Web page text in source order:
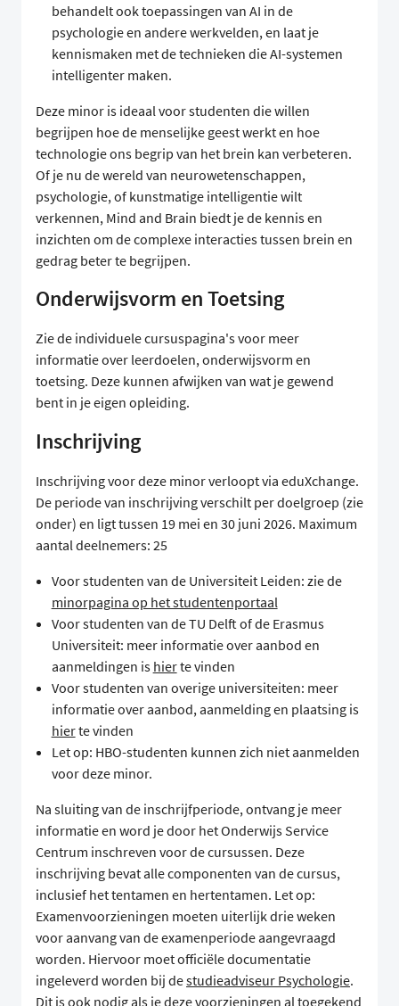
behandelt ook toepassingen van AI in de
psychologie en andere werkvelden, en laat je
kennismaken met de technieken die AI-systemen
intelligenter maken.
Deze minor is ideaal voor studenten die willen
begrijpen hoe de menselijke geest werkt en hoe
technologie ons begrip van het brein kan verbeteren.
Of je nu de wereld van neurowetenschappen,
psychologie, of kunstmatige intelligentie wilt
verkennen, Mind and Brain biedt je de kennis en
inzichten om de complexe interacties tussen brein en
gedrag beter te begrijpen.
Onderwijsvorm en Toetsing
Zie de individuele cursuspagina's voor meer
informatie over leerdoelen, onderwijsvorm en
toetsing. Deze kunnen afwijken van wat je gewend
bent in je eigen opleiding.
Inschrijving
Inschrijving voor deze minor verloopt via eduXchange.
De periode van inschrijving verschilt per doelgroep (zie
onder) en ligt tussen 19 mei en 30 juni 2026. Maximum
aantal deelnemers: 25
Voor studenten van de Universiteit Leiden: zie de
minorpagina op het studentenportaal
Voor studenten van de TU Delft of de Erasmus
Universiteit: meer informatie over aanbod en
aanmeldingen is hierte vinden
Voor studenten van overige universiteiten: meer
informatie over aanbod, aanmelding en plaatsing is
hierte vinden
Let op: HBO-studenten kunnen zich niet aanmelden
voor deze minor.
Na sluiting van de inschrijfperiode, ontvang je meer
informatie en word je door het Onderwijs Service
Centrum inschreven voor de cursussen. Deze
inschrijving bevat alle componenten van de cursus,
inclusief het tentamen en hertentamen. Let op:
Examenvoorzieningen moeten uiterlijk drie weken
voor aanvang van de examenperiode aangevraagd
worden. Hiervoor moet officiële documentatie
ingeleverd worden bij destudieadviseur Psychologie.
Dit is ook nodig als je deze voorzieningen al toegekend